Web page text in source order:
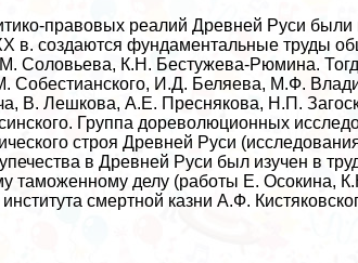
правовых реалий Древней Руси
в. создаются фундаментальные труды
Соловьева, К.Н. Бестужева-Рюмина.
Собестианского, И.Д. Беляева, М.Ф.
В. Лешкова, А.Е. Преснякова, Н.П.
Группа дореволюционных
строя Древней Руси
в Древней Руси был изучен в
таможенному делу (работы Е. Осокина,
cмepтной казни А.Ф.